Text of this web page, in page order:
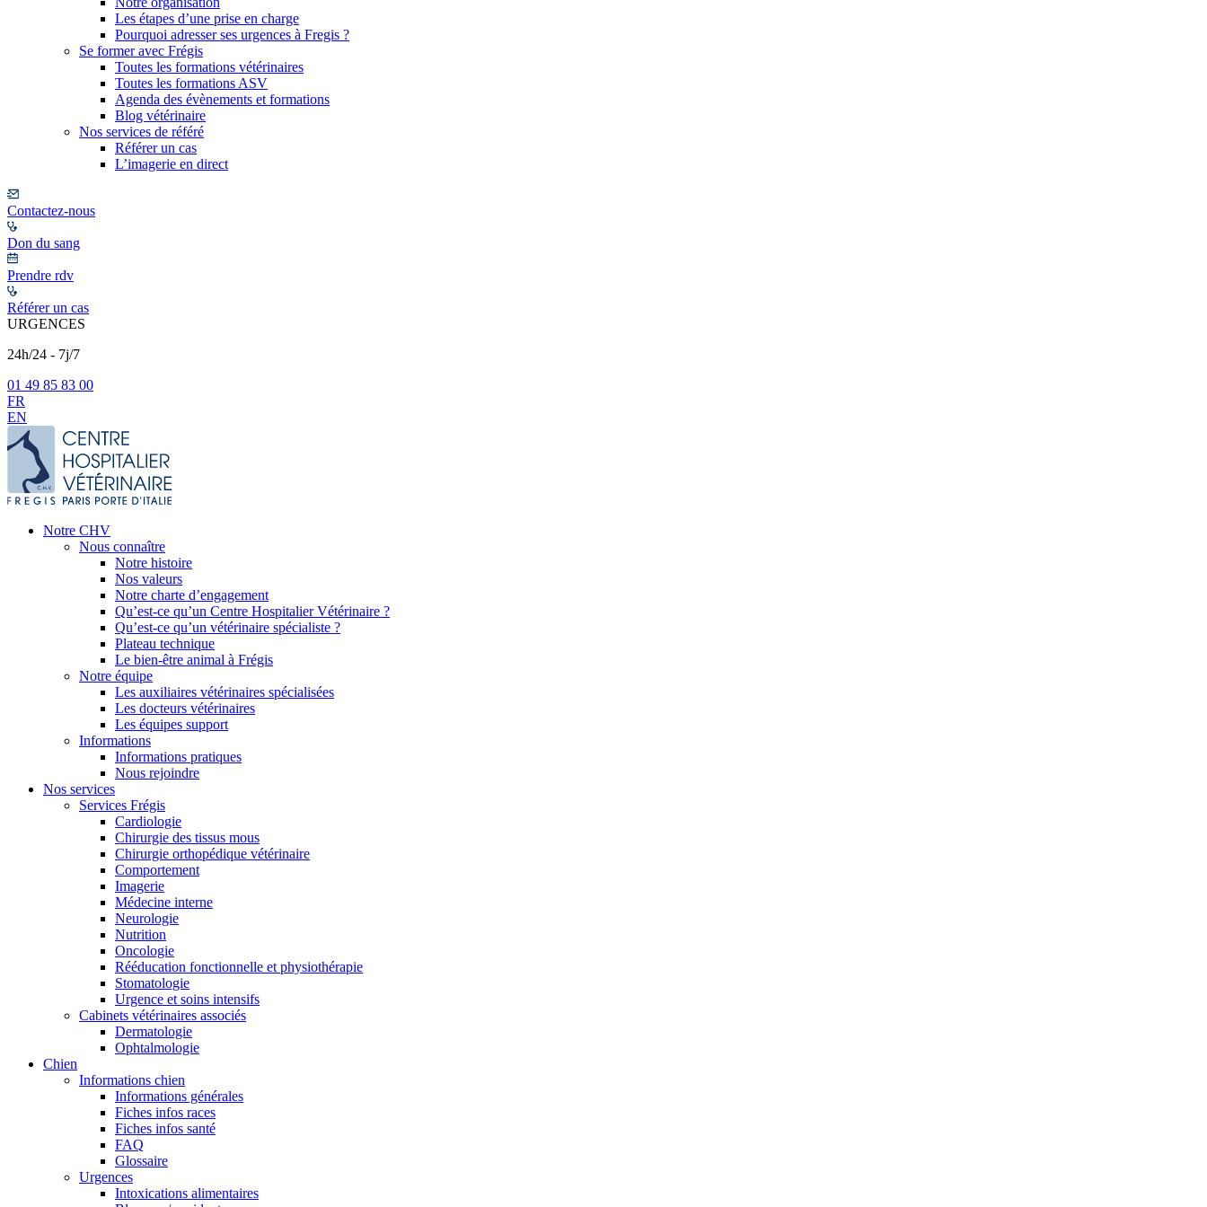
Les étapes d’une prise en charge
Pourquoi adresser ses urgences à Fregis ?
Se former avec Frégis
Toutes les formations vétérinaires
Toutes les formations ASV
Agenda des évènements et formations
Blog vétérinaire
Nos services de référé
Référer un cas
L’imagerie en direct
Contactez-nous
Don du sang
Prendre rdv
Référer un cas
URGENCES
24h/24 - 7j/7
01 49 85 83 00
FR
EN
Notre CHV
Nous connaître
Notre histoire
Nos valeurs
Notre charte d’engagement
Qu’est-ce qu’un Centre Hospitalier Vétérinaire ?
Qu’est-ce qu’un vétérinaire spécialiste ?
Plateau technique
Le bien-être animal à Frégis
Notre équipe
Les auxiliaires vétérinaires spécialisées
Les docteurs vétérinaires
Les équipes support
Informations
Informations pratiques
Nous rejoindre
Nos services
Services Frégis
Cardiologie
Chirurgie des tissus mous
Chirurgie orthopédique vétérinaire
Comportement
Imagerie
Médecine interne
Neurologie
Nutrition
Oncologie
Rééducation fonctionnelle et physiothérapie
Stomatologie
Urgence et soins intensifs
Cabinets vétérinaires associés
Dermatologie
Ophtalmologie
Chien
Informations chien
Informations générales
Fiches infos races
Fiches infos santé
FAQ
Glossaire
Urgences
Intoxications alimentaires